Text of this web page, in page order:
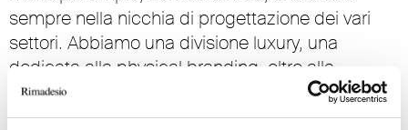
sempre nella nicchia di progettazione dei vari
settori. Abbiamo una divisione luxury, una
dedicata alla physical branding, oltre alla
divisione dedicata al mondo degli uffici di cui
faccio parte.